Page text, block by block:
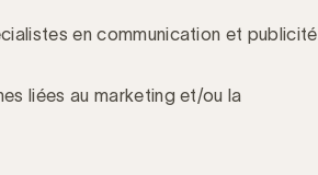
en communication et publicité.
liées au marketing et/ou la